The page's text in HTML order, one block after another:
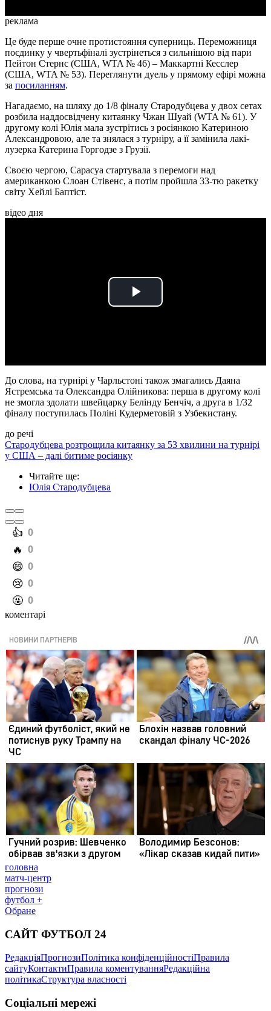
реклама
Це буде перше очне протистояння суперниць. Переможниця
поєдинку у чвертьфіналі зустрінеться з сильнішою від пари
Пейтон Стернс (США, WTA № 46) – Маккартні Кесслер
(США, WTA № 53). Переглянути дуель у прямому ефірі можна
за посиланням.
Нагадаємо, на шляху до 1/8 фіналу Стародубцева у двох сетах
розбила наддосвідчену китаянку Чжан Шуай (WTA № 61). У
другому колі Юлія мала зустрітись з росіянкою Катериною
Александровою, але та знялася з турніру, а її замінила лакі-
лузерка Катерина Горгодзе з Грузії.
Своєю чергою, Сарасуа стартувала з перемоги над
американкою Слоан Стівенс, а потім пройшла 33-тю ракетку
світу Хейлі Баптіст.
відео дня
Play
До слова, на турнірі у Чарльстоні також змагались Даяна
Ястремська та Олександра Олійникова: перша в другому колі
не змогла здолати швейцарку Белінду Бенчіч, а друга в 1/32
фіналу поступилась Поліні Кудерметовій з Узбекистану.
до речі
Стародубцева розтрощила китаянку за 53 хвилини на турнірі
у США – далі битиме росіянку
Читайте ще:
Юлія Стародубцева
️👍 0
️🔥 0
️😄 0
️😢 0
️🤬 0
коментарі
головна
матч-центр
прогнози
футбол +
Обране
САЙТ ФУТБОЛ 24
РедакціяПрогнозиПолітика конфіденційностіПравила
сайтуКонтактиПравила коментуванняРедакційна
політикаСтруктура власності
Соціальні мережі